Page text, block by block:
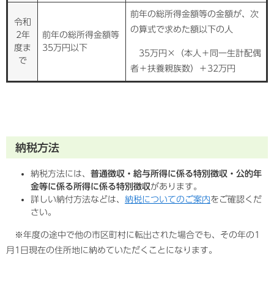
令和
2年
度ま
で
前年の総所得金額等
35万円以下
前年の総所得金額等の金額が、次
の算式で求めた額以下の人
35万円×（本人＋同一生計配偶
者＋扶養親族数）＋32万円
納税方法
納税方法には、 普通徴収・給与所得に係る特別徴収・公的年
金等に係る所得に係る特別徴収があります。
詳しい納付方法などは、 納税についてのご案内をご確認くだ
さい。
※年度の途中で他の市区町村に転出された場合でも、その年の1
月1日現在の住所地に納めていただくことになります。